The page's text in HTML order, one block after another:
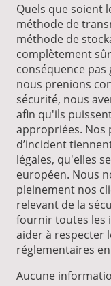
Quels que soient
méthode de
méthode de
complètement
conséquence
nous prenions
sécurité, nous
afin qu'ils
appropriées. Nos
d’incident
légales, qu'elles
européen. Nous
pleinement nos
relevant de la
fournir toutes les
aider à respecter
réglementaires
Aucune